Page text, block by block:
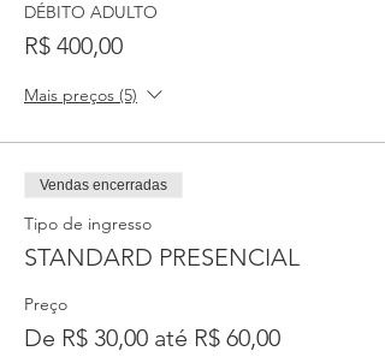
DÉBITO ADULTO
R$ 400,00
Mais preços (5)
Vendas encerradas
Tipo de ingresso
STANDARD PRESENCIAL
Preço
De R$ 30,00 até R$ 60,00